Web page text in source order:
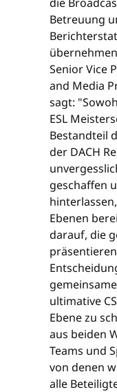
Betreuung
Senior Vice
and Media
sagt:
ESL
Bestandteil
der DACH
geschaffen
Ebenen
darauf, die
ultimative
Ebene zu
aus beiden
Teams und
von denen
alle